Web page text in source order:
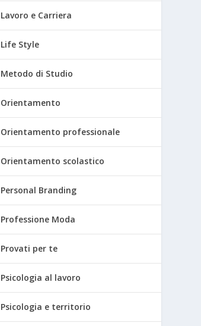
Lavoro e Carriera
Life Style
Metodo di Studio
Orientamento
Orientamento professionale
Orientamento scolastico
Personal Branding
Professione Moda
Provati per te
Psicologia al lavoro
Psicologia e territorio